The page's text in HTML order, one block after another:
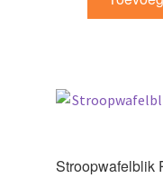
Stroopwafelblik